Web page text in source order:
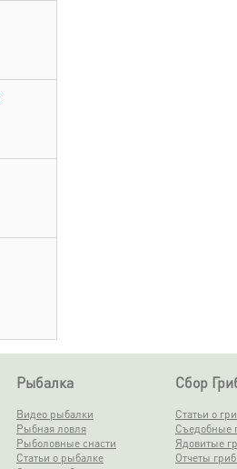
Рыбалка
Видео рыбалки
Рыбная ловля
Рыболовные снасти
Статьи о рыбалке
Сбор
Статьи о
Съедобные
Ядовитые
Отчеты